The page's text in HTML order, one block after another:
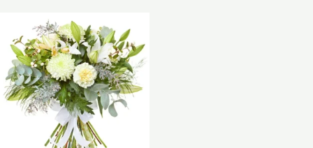
de
prix :
€ 45,00
à
€ 75,00